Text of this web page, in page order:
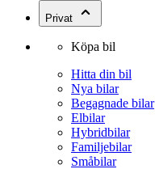
Privat
Köpa bil
Hitta din bil
Nya bilar
Begagnade bilar
Elbilar
Hybridbilar
Familjebilar
Småbilar